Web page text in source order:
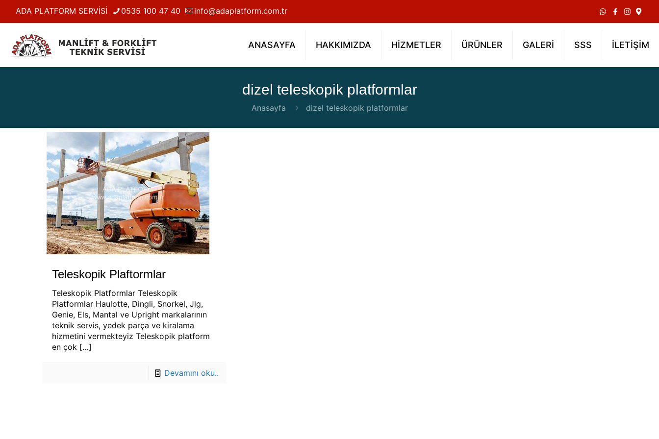
ADA PLATFORM SERVİSİ 0535 100 47 40 info@adaplatform.com.tr
ANASAYFA HAKKIMIZDA HİZMETLER ÜRÜNLER GALERİ SSS İLETİŞİM
dizel teleskopik platformlar
Anasayfa dizel teleskopik platformlar
Teleskopik Plaftormlar
Teleskopik Platformlar Teleskopik
Platformlar Haulotte, Dingli, Snorkel, Jlg,
Genie, Els, Mantal ve Upright markalarının
teknik servis, yedek parça ve kiralama
hizmetini vermekteyiz Teleskopik platform
en çok[…]
Devamını oku..